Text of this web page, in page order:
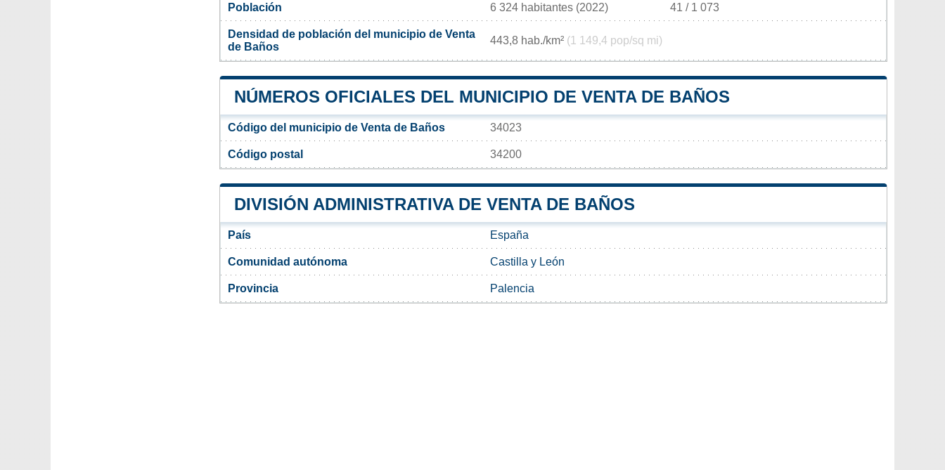
Población 6 324 habitantes (2022) 41 / 1 073
Densidad de población del municipio de Venta
de Baños
443,8 hab./km² (1 149,4 pop/sq mi)
NÚMEROS OFICIALES DEL MUNICIPIO DE VENTA DE BAÑOS
Código del municipio de Venta de Baños 34023
Código postal 34200
DIVISIÓN ADMINISTRATIVA DE VENTA DE BAÑOS
País España
Comunidad autónoma Castilla y León
Provincia Palencia